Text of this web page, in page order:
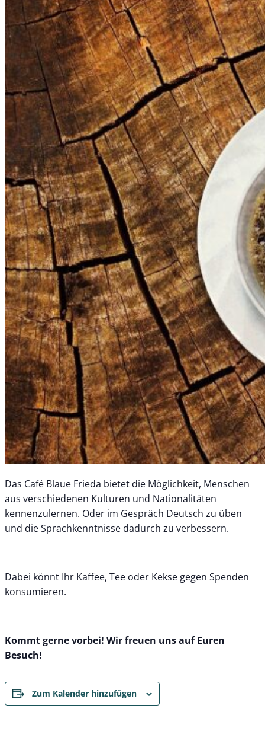
Das Café Blaue Frieda bietet die Möglichkeit, Menschen
aus verschiedenen Kulturen und Nationalitäten
kennenzulernen. Oder im Gespräch Deutsch zu üben
und die Sprachkenntnisse dadurch zu verbessern.
Dabei könnt Ihr Kaffee, Tee oder Kekse gegen Spenden
konsumieren.
Kommt gerne vorbei! Wir freuen uns auf Euren
Besuch!
Zum Kalender hinzufügen